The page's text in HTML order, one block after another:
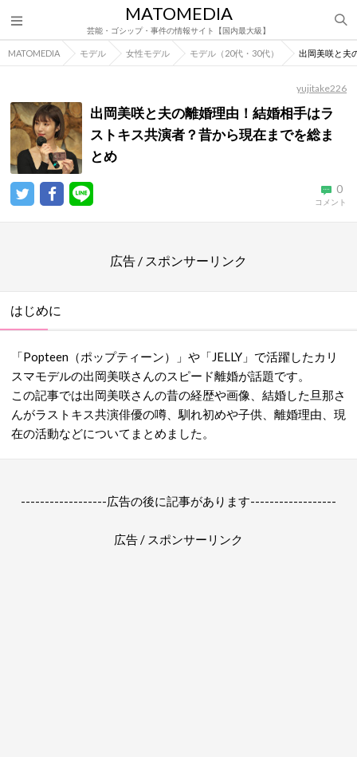
MATOMEDIA
芸能・ゴシップ・事件の情報サイト【国内最大級】
MATOMEDIA モデル 女性モデル モデル（20代・30代） 出岡美咲と夫
yujitake226
出岡美咲と夫の離婚理由！結婚相手はラ
ストキス共演者？昔から現在までを総ま
とめ
0
コメント
広告 / スポンサーリンク
はじめに
「Popteen（ポップティーン）」や「JELLY」で活躍したカリ
スマモデルの出岡美咲さんのスピード離婚が話題です。
この記事では出岡美咲さんの昔の経歴や画像、結婚した旦那さ
んがラストキス共演俳優の噂、馴れ初めや子供、離婚理由、現
在の活動などについてまとめました。
------------------広告の後に記事があります------------------
広告 / スポンサーリンク